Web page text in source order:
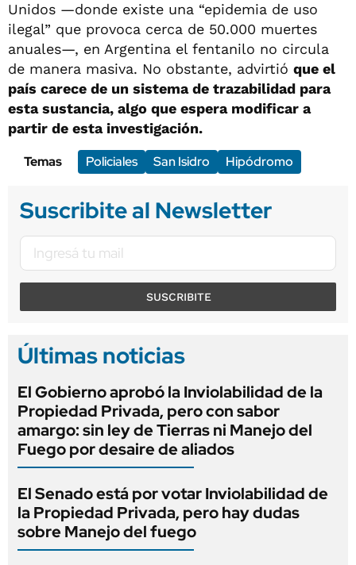
Unidos —donde existe una “epidemia de uso
ilegal” que provoca cerca de 50.000 muertes
anuales—, en Argentina el fentanilo no circula
de manera masiva. No obstante, advirtió que el
país carece de un sistema de trazabilidad para
esta sustancia, algo que espera modificar a
partir de esta investigación.
Temas
Policiales San Isidro Hipódromo
Suscribite al Newsletter
SUSCRIBITE
Últimas noticias
El Gobierno aprobó la Inviolabilidad de la
Propiedad Privada, pero con sabor
amargo: sin ley de Tierras ni Manejo del
Fuego por desaire de aliados
El Senado está por votar Inviolabilidad de
la Propiedad Privada, pero hay dudas
sobre Manejo del fuego